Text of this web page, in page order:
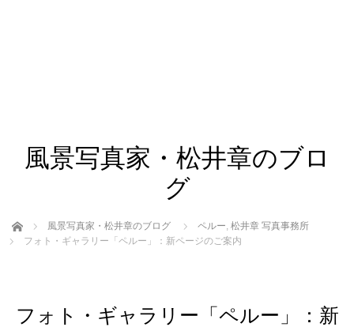
風景写真家・松井章のブロ
グ
ホーム 風景写真家・松井章のブログ ペルー, 松井章 写真事務所
フォト・ギャラリー「ペルー」：新ページのご案内
フォト・ギャラリー「ペルー」：新